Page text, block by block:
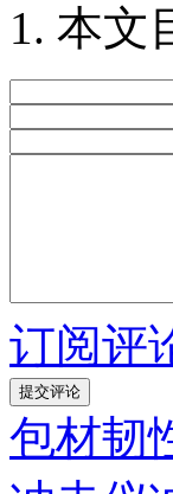
本文
订阅评
包材韧